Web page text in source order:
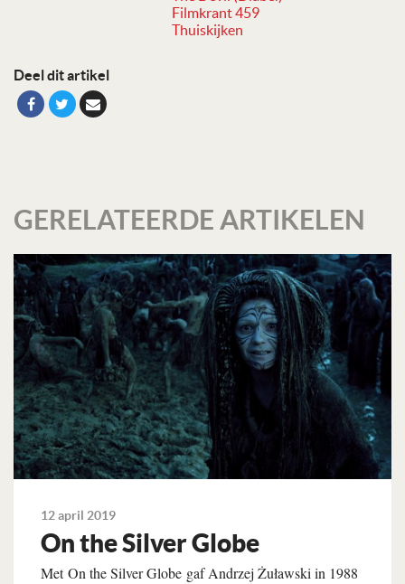
Filmkrant 459
Thuiskijken
Deel dit artikel
GERELATEERDE ARTIKELEN
12 april 2019
On the Silver Globe
Met On the Silver Globe gaf Andrzej Żuławski in 1988